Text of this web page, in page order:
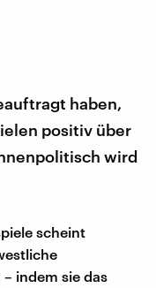
haben,
positiv über
wird
scheint
indem sie das